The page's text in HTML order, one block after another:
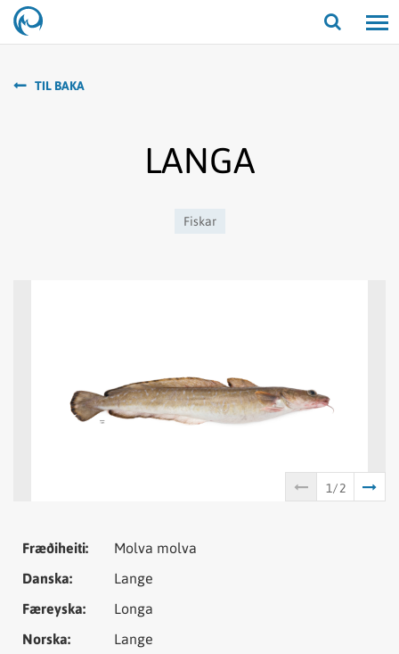
Opna/
TIL BAKA
LANGA
Fiskar
Tungumál Samheiti
Fræðiheiti:
Molva molva
Danska:
Lange
Færeyska:
Longa
Norska:
Lange